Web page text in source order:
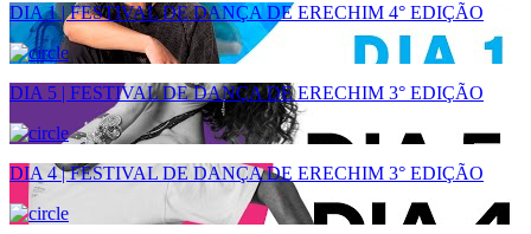
DIA 1 | FESTIVAL DE DANÇA DE ERECHIM 4° EDIÇÃO
DIA 5 | FESTIVAL DE DANÇA DE ERECHIM 3° EDIÇÃO
DIA 4 | FESTIVAL DE DANÇA DE ERECHIM 3° EDIÇÃO